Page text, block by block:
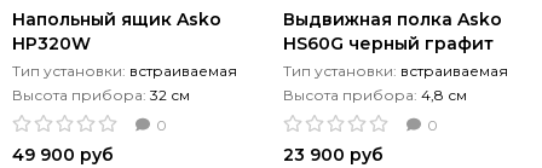
Напольный ящик Asko
HP320W
Тип установки: встраиваемая
Высота прибора: 32 см
0
49 900 руб
Выдвижная полка Asko
HS60G черный графит
Тип установки: встраиваемая
Высота прибора: 4,8 см
0
23 900 руб